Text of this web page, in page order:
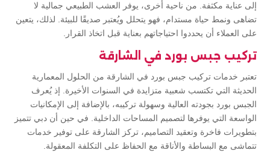
إلى عناية مكثفة. من ناحية أخرى، يوفر العشب الطبيعي جمالية لا
تضاهى ونمط حياة مستدام، فهو يتحلل ويُعتبر صديقًا للبيئة. لذلك، يتعين
على العملاء أن يحددوا احتياجاتهم بعناية قبل اتخاذ القرار.
تركيب جبس بورد في الشارقة
تعتبر خدمات تركيب جبس بورد في الشارقة من الحلول المعمارية
الحديثة التي تكتسب شعبية متزايدة في السنوات الأخيرة. إذ يُعرف
الجبس بورد بجودته العالية وسهولة تركيبه، بالإضافة إلى الإمكانيات
الواسعة التي يوفرها لتصميم المساحات الداخلية. في حين أن دبي تتميز
بتطويرات فاخرة وتعقيد التصاميم، تركز الشارقة على توفير خدمات
تتماشى مع البساطة والأناقة مع الحفاظ على التكلفة المعقولة.